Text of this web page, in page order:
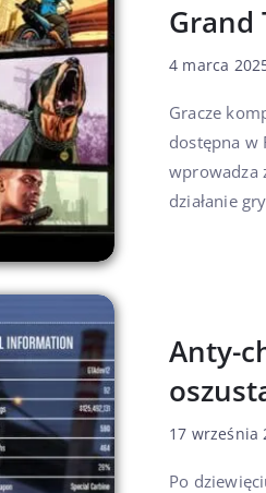
Grand
4 marca
Gracze
dostępna w
wprowadza
działanie
Anty-
17 września
Po